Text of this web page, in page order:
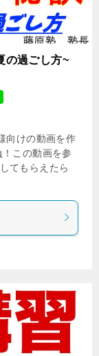
の過ごし方~
向けの動画を作
この動画を参
てもらえたら